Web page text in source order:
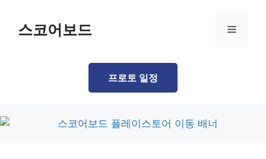
content스코어보드 Menu
프로토 일정